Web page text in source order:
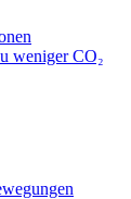
weniger CO₂